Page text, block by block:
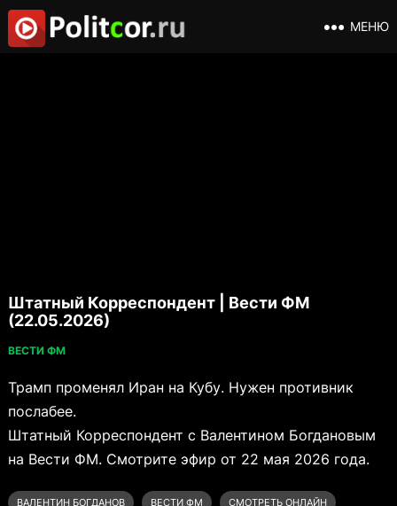
МЕНЮ
Штатный Корреспондент | Вести ФМ
(22.05.2026)
ВЕСТИ ФМ
Трамп променял Иран на Кубу. Нужен противник
послабее.
Штатный Корреспондент с Валентином Богдановым
на Вести ФМ. Смотрите эфир от 22 мая 2026 года.
ВАЛЕНТИН БОГДАНОВ ВЕСТИ ФМ СМОТРЕТЬ ОНЛАЙН